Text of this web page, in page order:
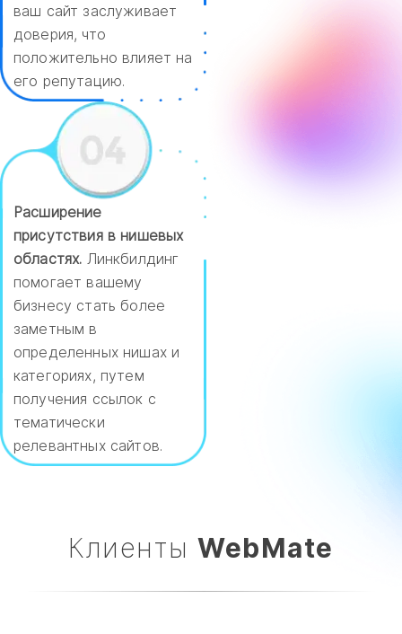
ваш сайт заслуживает
доверия, что
положительно влияет на
его репутацию.
Расширение
присутствия в нишевых
областях. Линкбилдинг
помогает вашему
бизнесу стать более
заметным в
определенных нишах и
категориях, путем
получения ссылок с
тематически
релевантных сайтов.
Клиенты WebMate​